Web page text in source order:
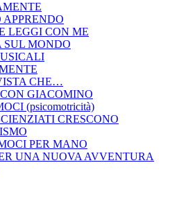
APPRENDO
LEGGI CON ME
SUL MONDO
CHE…
GIACOMINO
(psicomotricità)
CRESCONO
PER MANO
UNA NUOVA AVVENTURA